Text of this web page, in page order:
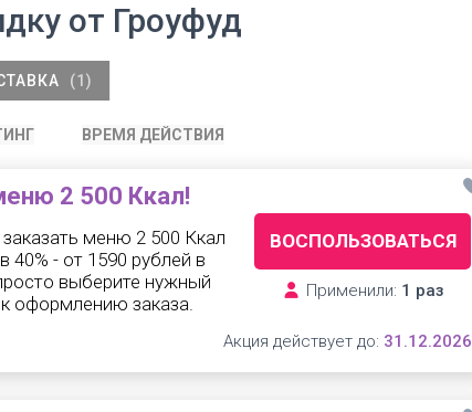
от Гроуфуд
(1)
ВРЕМЯ ДЕЙСТВИЯ
2 500 Ккал!
меню 2 500 Ккал
40% - от 1590 рублей в
выберите нужный
оформлению заказа.
ВОСПОЛЬЗОВАТЬСЯ
Применили: 1 раз
Акция действует до: 31.12.2026